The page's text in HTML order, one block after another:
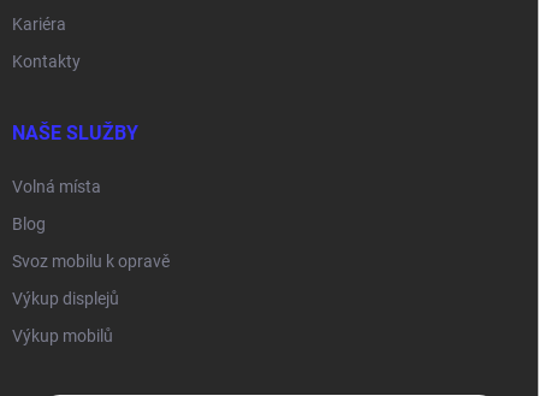
Kariéra
Kontakty
NAŠE SLUŽBY
Volná místa
Blog
Svoz mobilu k opravě
Výkup displejů
Výkup mobilů